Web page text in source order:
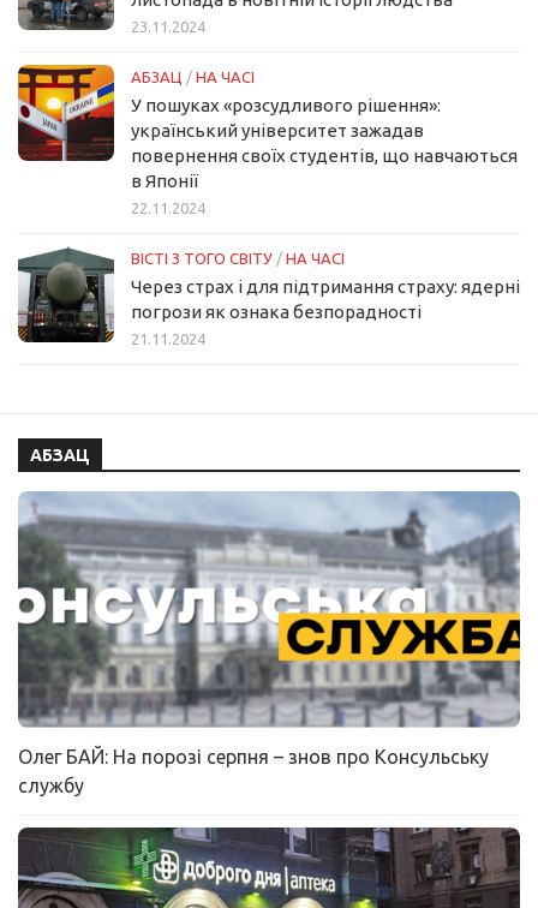
23.11.2024
АБЗАЦ / НА ЧАСІ
У пошуках «розсудливого рішення»:
український університет зажадав
повернення своїх студентів, що навчаються
в Японії
22.11.2024
ВІСТІ З ТОГО СВІТУ / НА ЧАСІ
Через страх і для підтримання страху: ядерні
погрози як ознака безпорадності
21.11.2024
АБЗАЦ
Олег БАЙ: На порозі серпня – знов про Консульську
службу